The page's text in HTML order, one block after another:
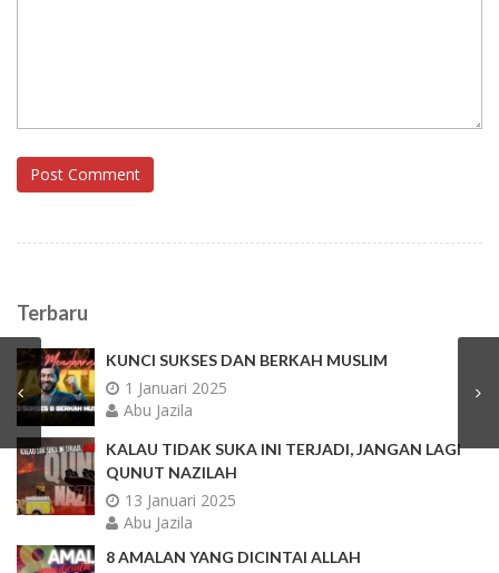
Post Comment
Terbaru
KUNCI SUKSES DAN BERKAH MUSLIM
1 Januari 2025
Abu Jazila
KALAU TIDAK SUKA INI TERJADI, JANGAN LAGI
QUNUT NAZILAH
13 Januari 2025
Abu Jazila
8 AMALAN YANG DICINTAI ALLAH